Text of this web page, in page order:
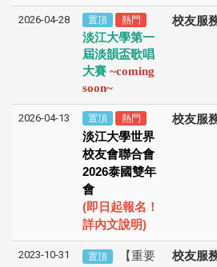
2026-04-28 置頂 熱門
淡江大學第一
屆淡韻盃歌唱
大賽 ~coming
soon~
校友服
2026-04-13 置頂 熱門
淡江大學世界
校友會聯合會
2026泰國雙年
會
(即日起報名！
詳內文說明)
校友服
2023-10-31 置頂
【重要
校友服